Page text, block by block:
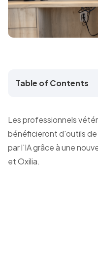
Table of Contents
Les professionnels
bénéficieront d'outils
par l'IA grâce à une
et Oxilia.